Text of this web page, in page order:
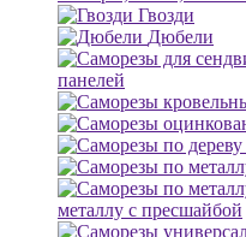
Гвозди
Дюбели
панелей
металлу с пресшайбой